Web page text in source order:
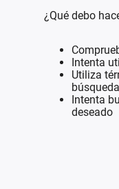
¿Qué debo
Intenta
Utiliza
búsqueda
Intenta
deseado